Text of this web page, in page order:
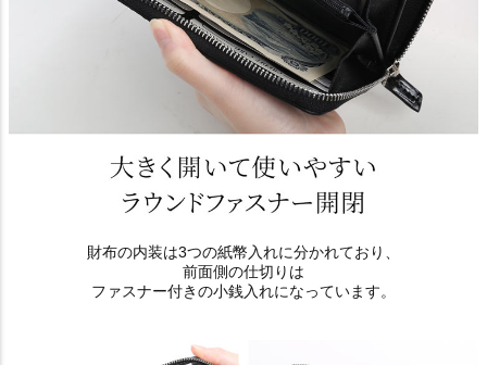
財布の内装は3つの紙幣入れに分かれており、
前面側の仕切りは
ファスナー付きの小銭入れになっています。